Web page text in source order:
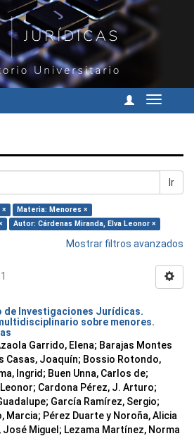
Cambiar
Ir
Materia: Menores ×
Autor: Cárdenas Miranda, Elva Leonor ×
Mostrar filtros avanzados
de Investigaciones Jurídicas.
sobre menores.
Garrido, Elena; Barajas Montes
Casas, Joaquín; Bossio Rotondo,
Ingrid; Buen Unna, Carlos de;
Cardona Pérez, J. Arturo;
García Ramírez, Sergio;
Marcia; Pérez Duarte y Noroña, Alicia
José Miguel; Lezama Martínez, Norma